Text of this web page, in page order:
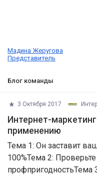
Мадина Жеругова
Представитель
Блог команды
3 Октября 2017
Интернет-
применению
​Тема 1: Он заставит
100%Тема 2:
профпригодностьТема